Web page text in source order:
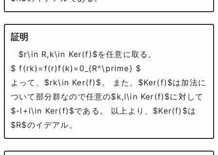
$r\in R,k\in Ker(f)$を任意に取る。
$ f(rk)=f(r)f(k)=0_{R^\prime} $
よって、 $rk\in Ker(f)$。 また、 $Ker(f)$は加法に
ついて部分群なので任意の$k,l\in Ker(f)$に対して
$-l+l\in Ker(f)$である。 以上より、 $Ker(f)$は
$R$のイデアル。